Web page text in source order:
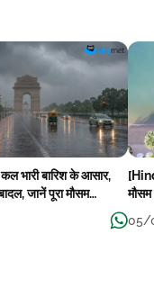
भारी बारिश के आसार,
जानें पूरा मौसम
मौसम
05/